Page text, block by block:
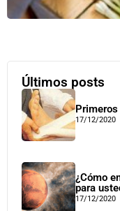
Últimos posts
17/12/2020
¿Cómo
para
17/12/2020